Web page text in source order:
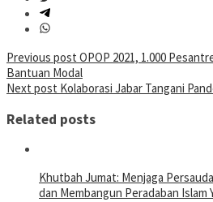
Post
navigation
Previous post OPOP 2021, 1.000
Bantuan Modal
Next post Kolaborasi Jabar Tangani
Related posts
Khutbah Jumat: Menjaga
dan Membangun Peradaban Islam